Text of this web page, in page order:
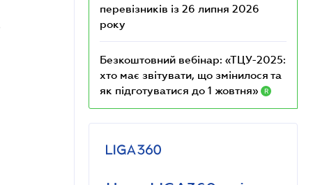
перевізників із 26 липня 2026
року
Безкоштовний вебінар: «ТЦУ-2025:
хто має звітувати, що змінилося та
як підготуватися до 1 жовтня»
R